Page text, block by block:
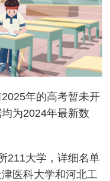
年的高考暂未开
为2024年最新数
211大学，详细名单
医科大学和河北工